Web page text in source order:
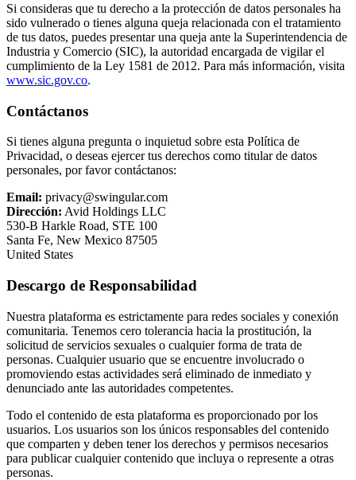
Si consideras que tu derecho a la protección de datos personales ha
sido vulnerado o tienes alguna queja relacionada con el tratamiento
de tus datos, puedes presentar una queja ante la Superintendencia de
Industria y Comercio (SIC), la autoridad encargada de vigilar el
cumplimiento de la Ley 1581 de 2012. Para más información, visita
www.sic.gov.co.
Contáctanos
Si tienes alguna pregunta o inquietud sobre esta Política de
Privacidad, o deseas ejercer tus derechos como titular de datos
personales, por favor contáctanos:
Email: privacy@swingular.com
Dirección: Avid Holdings LLC
530-B Harkle Road, STE 100
Santa Fe, New Mexico 87505
United States
Descargo de Responsabilidad
Nuestra plataforma es estrictamente para redes sociales y conexión
comunitaria. Tenemos cero tolerancia hacia la prostitución, la
solicitud de servicios sexuales o cualquier forma de trata de
personas. Cualquier usuario que se encuentre involucrado o
promoviendo estas actividades será eliminado de inmediato y
denunciado ante las autoridades competentes.
Todo el contenido de esta plataforma es proporcionado por los
usuarios. Los usuarios son los únicos responsables del contenido
que comparten y deben tener los derechos y permisos necesarios
para publicar cualquier contenido que incluya o represente a otras
personas.